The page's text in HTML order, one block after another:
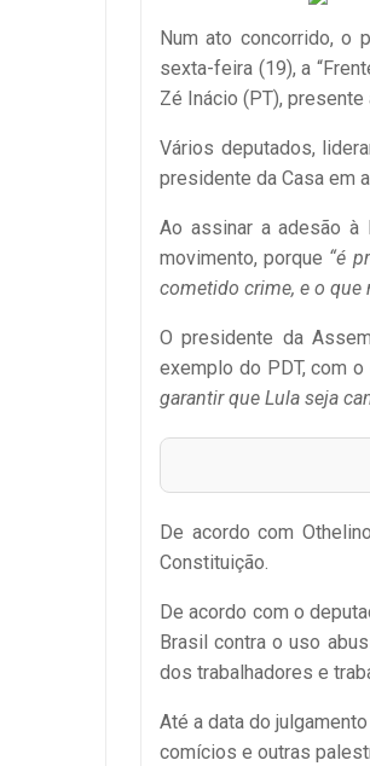
Num ato concorrido, o
sexta-feira (19), a
Zé Inácio (PT), presente
Vários deputados,
presidente da Casa em
Ao assinar a adesão à
movimento, porque “é
cometido crime, e o que
O presidente da
exemplo do PDT, com
garantir que Lula seja
De acordo com
Constituição.
De acordo com o
Brasil contra o uso
dos trabalhadores e
Até a data do
comícios e outras